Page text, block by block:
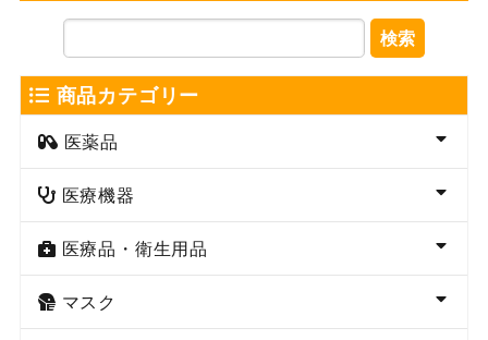
検索
商品カテゴリー
医薬品
医療機器
医療品・衛生用品
マスク